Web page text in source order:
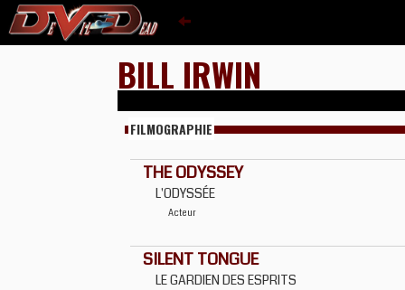
BILL IRWIN
FILMOGRAPHIE
THE ODYSSEY
L'ODYSSÉE
Acteur
SILENT TONGUE
LE GARDIEN DES ESPRITS